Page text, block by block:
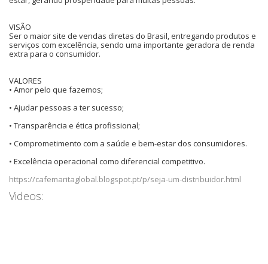
VISÃO
Ser o maior site de vendas diretas do Brasil, entregando produtos e
serviços com excelência, sendo uma importante geradora de renda
extra para o consumidor.
VALORES
• Amor pelo que fazemos;
• Ajudar pessoas a ter sucesso;
• Transparência e ética profissional;
• Comprometimento com a saúde e bem-estar dos consumidores.
• Excelência operacional como diferencial competitivo.
https://cafemaritaglobal.blogspot.pt/p/seja-um-distribuidor.html
Videos: